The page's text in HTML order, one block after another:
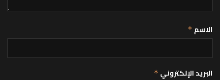
الاسم *
البريد الإلكتروني *